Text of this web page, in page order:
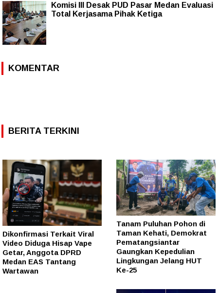
Komisi III Desak PUD Pasar Medan Evaluasi
Total Kerjasama Pihak Ketiga
KOMENTAR
BERITA TERKINI
Dikonfirmasi Terkait Viral
Video Diduga Hisap Vape
Getar, Anggota DPRD
Medan EAS Tantang
Wartawan
Tanam Puluhan Pohon di
Taman Kehati, Demokrat
Pematangsiantar
Gaungkan Kepedulian
Lingkungan Jelang HUT
Ke-25